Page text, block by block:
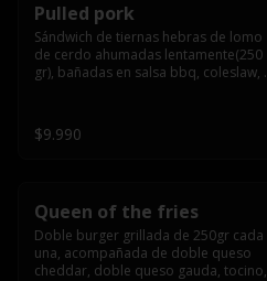
Pulled pork
Sándwich de tiernas hebras de lomo
de cerdo ahumadas lentamente(250
gr), bañadas en salsa bbq, coleslaw,
$9.990
Queen of the fries
Doble burger grillada de 250gr cada
una, acompañada de doble queso
cheddar, doble queso gauda, tocino,